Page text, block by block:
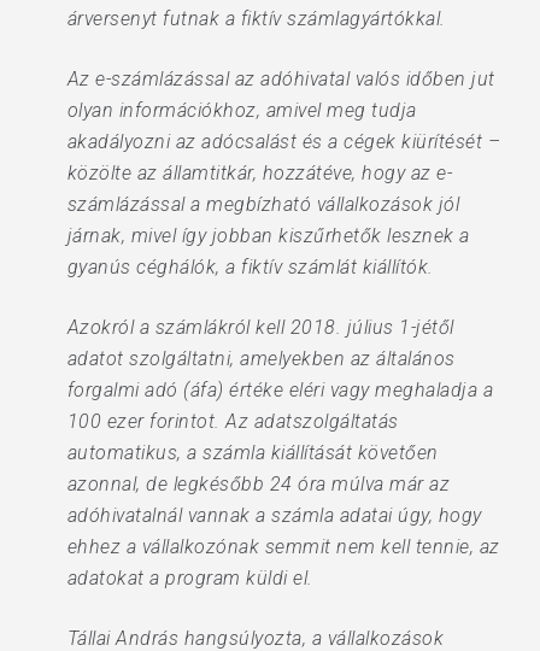
árversenyt futnak a fiktív számlagyártókkal.
Az e-számlázással az adóhivatal valós időben jut
olyan információkhoz, amivel meg tudja
akadályozni az adócsalást és a cégek kiürítését –
közölte az államtitkár, hozzátéve, hogy az e-
számlázással a megbízható vállalkozások jól
járnak, mivel így jobban kiszűrhetők lesznek a
gyanús céghálók, a fiktív számlát kiállítók.
Azokról a számlákról kell 2018. július 1-jétől
adatot szolgáltatni, amelyekben az általános
forgalmi adó (áfa) értéke eléri vagy meghaladja a
100 ezer forintot. Az adatszolgáltatás
automatikus, a számla kiállítását követően
azonnal, de legkésőbb 24 óra múlva már az
adóhivatalnál vannak a számla adatai úgy, hogy
ehhez a vállalkozónak semmit nem kell tennie, az
adatokat a program küldi el.
Tállai András hangsúlyozta, a vállalkozások